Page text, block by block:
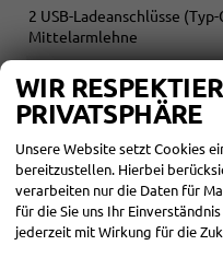
2 USB-Ladeanschlüsse
Mittelarmlehne
Wischwasserstandsanzeige
Paket Interieur Plus
Wireless SmartLink (Apple
Lautsprecher + 2 USB-
der vorderen Mittelarmlehne
Paket Exterieur Plus
Außenspiegel elektrisch
WIR
PRIVATSPHÄRE
Unsere Website setzt Cookies
bereitzustellen. Hierbei
verarbeiten nur die Daten für
für die Sie uns Ihr
jederzeit mit Wirkung für die